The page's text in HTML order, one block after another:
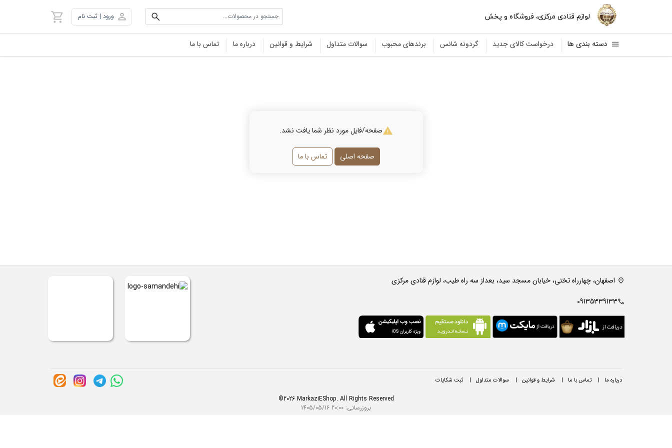
لوازم قنادی مرکزی
، فروشگاه و پخش جستجو در محصولات... ورود | ثبت نام
دسته بندی ها درخواست کالای جدید گردونه شانس برندهای محبوب سوالات متداول شرایط و قوانین درباره ما تماس با ما
صفحه/فایل مورد نظر شما یافت نشد.
صفحه اصلی تماس با ما
اصفهان، چهارراه تختی، خیابان مسجد سید، بعداز سه راه طیب، لوازم قنادی مرکزی
09135339133
درباره ما | تماس با ما | شرایط و قوانین | سوالات متداول | ثبت شکایات
©2026 MarkaziEShop. All Rights Reserved
بروزرسانی: 1405/05/16 20:00